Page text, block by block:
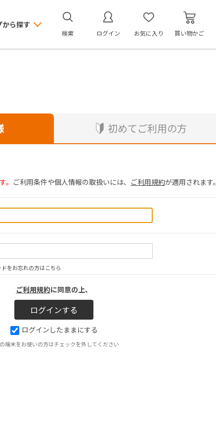
から探す
検索 ログイン お気に入り 買い物かご
初めてご利用の方
ご利用条件や個人情報の取扱いには、 ご利用規約が適用されます。
をお忘れの方はこちら
ご利用規約に同意の上、
ログインしたままにする
端末をお使いの方はチェックを外してください